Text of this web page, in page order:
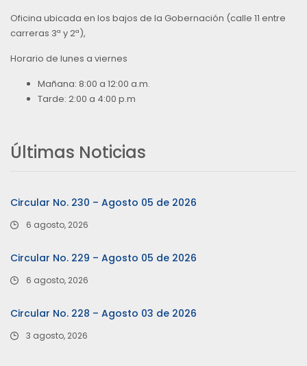
Oficina ubicada en los bajos de la Gobernación (calle 11 entre
carreras 3ª y 2ª),
Horario de lunes a viernes
Mañana: 8:00 a 12:00 a.m.
Tarde: 2:00 a 4:00 p.m
Últimas Noticias
Circular No. 230 – Agosto 05 de 2026
6 agosto, 2026
Circular No. 229 – Agosto 05 de 2026
6 agosto, 2026
Circular No. 228 – Agosto 03 de 2026
3 agosto, 2026